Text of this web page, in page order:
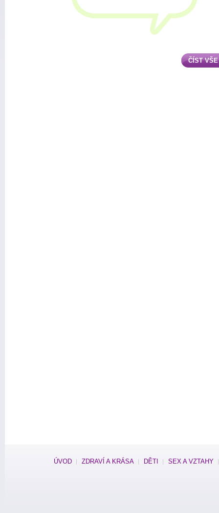
ČÍST
ÚVOD ZDRAVÍ A KRÁSA DĚTI SEX A VZTAHY